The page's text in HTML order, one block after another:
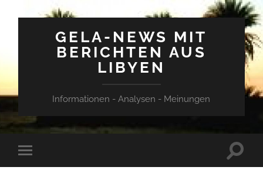
GELA-NEWS MIT
BERICHTEN AUS
LIBYEN
Informationen - Analysen - Meinungen
Mobile-
Menü